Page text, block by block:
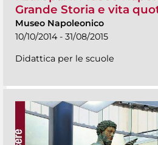
Grande Storia e vita
Museo Napoleonico
10/10/2014 - 31/08/2015
Didattica per le scuole